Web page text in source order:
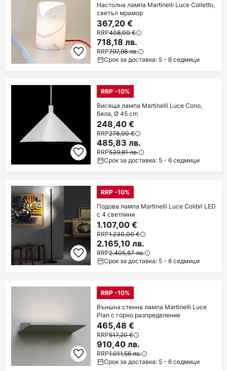
Настолна лампа Martinelli Luce Colletto,
светъл мрамор
367,20 €
RRP408,00 €
718,18 лв.
RRP797,98 лв.
Срок за доставка: 5 - 6 седмици
RRP -10%
Висяща лампа Martinelli Luce Cono,
бяла, Ø 45 cm
248,40 €
RRP276,00 €
485,83 лв.
RRP539,81 лв.
Срок за доставка: 5 - 6 седмици
RRP -10%
Подова лампа Martinelli Luce Colibrì LED
с 4 светлини
1.107,00 €
RRP1.230,00 €
2.165,10 лв.
RRP2.405,67 лв.
Срок за доставка: 5 - 6 седмици
RRP -10%
Външна стенна лампа Martinelli Luce
Plan с горно разпределение
465,48 €
RRP517,20 €
910,40 лв.
RRP1.011,56 лв.
Срок за доставка: 5 - 6 седмици